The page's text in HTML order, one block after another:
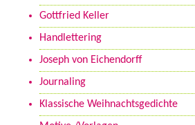
Gottfried Keller
Handlettering
Joseph von Eichendorff
Journaling
Klassische Weihnachtsgedichte